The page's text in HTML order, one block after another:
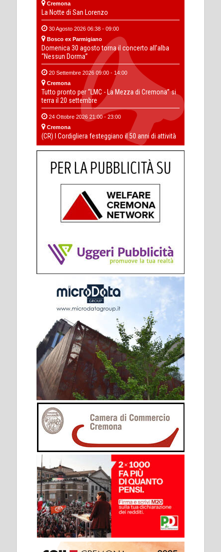
Cremona
La Notte di San Lorenzo
30 Agosto 2026 06:38 - 09:00
Bosco ex Parmigiano
Domenica 30 agosto torna il concerto all’alba
“Nessun Dorma”
20 Settembre 2026 09:00 - 14:00
Cremona
Tutto pronto per “LMC - La Mezza di Cremona” si
terra il 20 settembre
24 Ottobre 2026 21:00 - 23:00
Cremona
(CR) I Cordigliera festeggiano il 50 anni di attività